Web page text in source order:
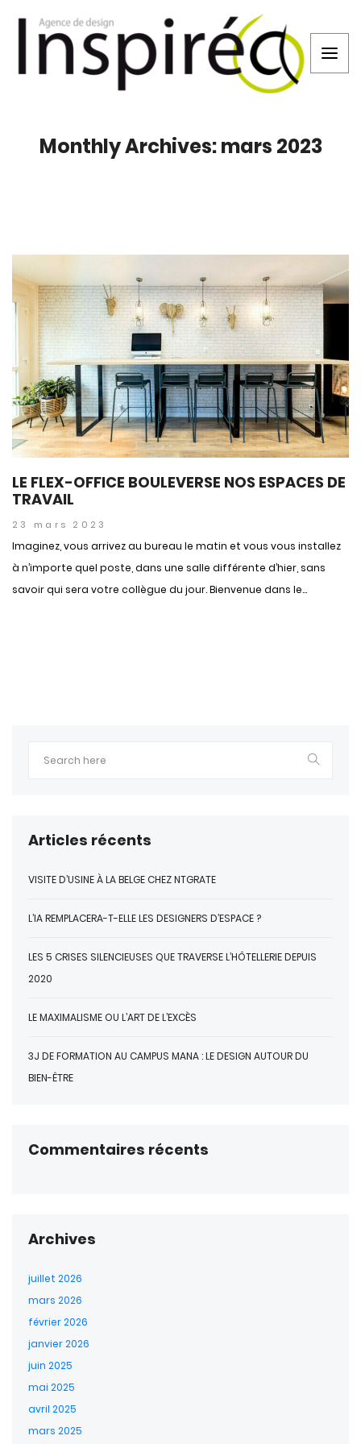
Monthly Archives: mars 2023
LE FLEX-OFFICE BOULEVERSE NOS ESPACES DE
TRAVAIL
23 mars 2023
Imaginez, vous arrivez au bureau le matin et vous vous installez
à n’importe quel poste, dans une salle différente d’hier, sans
savoir qui sera votre collègue du jour. Bienvenue dans le...
Articles récents
VISITE D’USINE À LA BELGE CHEZ NTGRATE
L’IA REMPLACERA-T-ELLE LES DESIGNERS D’ESPACE ?
LES 5 CRISES SILENCIEUSES QUE TRAVERSE L’HÔTELLERIE DEPUIS
2020
LE MAXIMALISME OU L’ART DE L’EXCÈS
3J DE FORMATION AU CAMPUS MANA : LE DESIGN AUTOUR DU
BIEN-ÊTRE
Commentaires récents
Archives
juillet 2026
mars 2026
février 2026
janvier 2026
juin 2025
mai 2025
avril 2025
mars 2025